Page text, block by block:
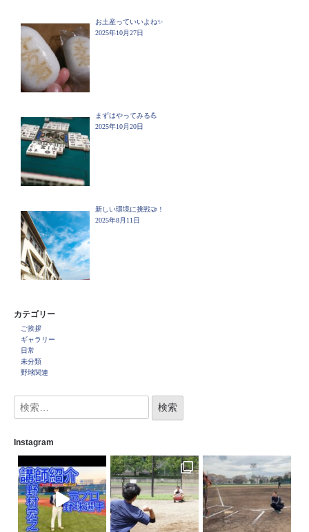
お土産っていいよね✨
2025年10月27日
まずはやってみる💪
2025年10月20日
新しい環境に挑戦🤝！
2025年8月11日
カテゴリー
ご挨拶
ギャラリー
日常
未分類
野球関連
Instagram